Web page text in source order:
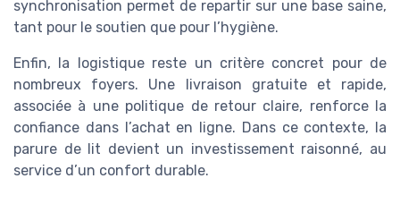
synchronisation permet de repartir sur une base saine,
tant pour le soutien que pour l’hygiène.
Enfin, la logistique reste un critère concret pour de
nombreux foyers. Une livraison gratuite et rapide,
associée à une politique de retour claire, renforce la
confiance dans l’achat en ligne. Dans ce contexte, la
parure de lit devient un investissement raisonné, au
service d’un confort durable.